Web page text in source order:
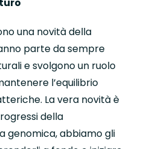
una novità della
parte da sempre
e svolgono un ruolo
l’equilibrio
La vera novità è
della
genomica, abbiamo gli